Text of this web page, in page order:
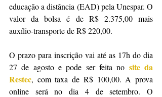
educação a distância (EAD) pela Unespar. O
valor da bolsa é de R$ 2.375,00 mais
auxílio-transporte de R$ 220,00.
O prazo para inscrição vai até as 17h do dia
27 de agosto e pode ser feita no site da
Restec, com taxa de R$ 100,00. A prova
online será no dia 4 de setembro. O